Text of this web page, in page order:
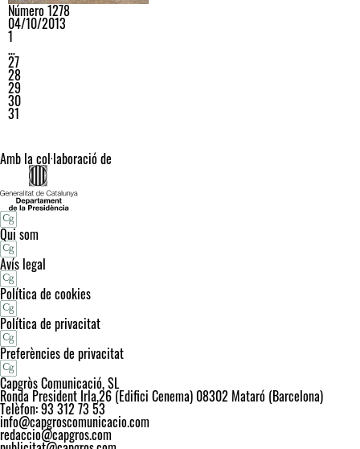
Número 1278
04/10/2013
1
…
27
28
29
30
31
Amb la col·laboració de
Qui som
Avís legal
Política de cookies
Política de privacitat
Preferències de privacitat
Capgròs Comunicació, SL
Ronda President Irla,26 (Edifici Cenema) 08302 Mataró (Barcelona)
Telèfon: 93 312 73 53
info@capgroscomunicacio.com
redaccio@capgros.com